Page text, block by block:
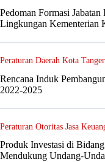
Pedoman Formasi
Lingkungan Kementerian
Peraturan Daerah Kota
Rencana Induk
2022-2025
Peraturan Otoritas Jasa
Produk Investasi di
Mendukung Undang-